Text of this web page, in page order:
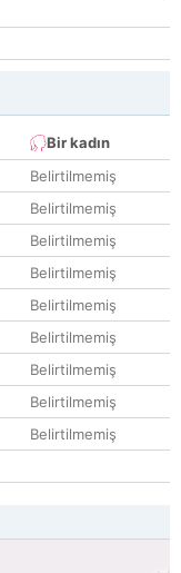
Bir kadın
Belirtilmemiş
Belirtilmemiş
Belirtilmemiş
Belirtilmemiş
Belirtilmemiş
Belirtilmemiş
Belirtilmemiş
Belirtilmemiş
Belirtilmemiş